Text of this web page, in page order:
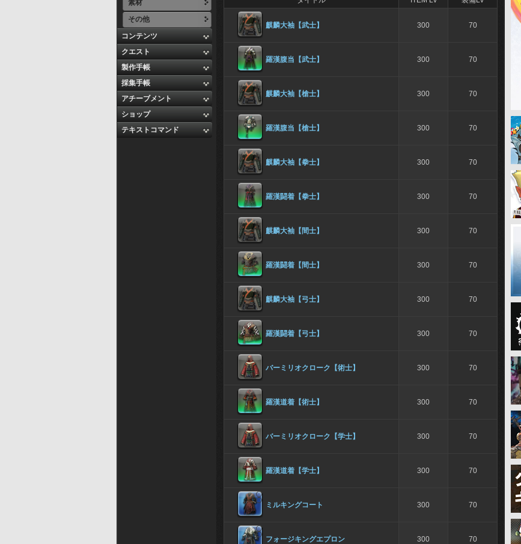
素材
その他
コンテンツ
クエスト
製作手帳
採集手帳
アチーブメント
ショップ
テキストコマンド
麒麟大袖【武士】 300 70
羅漢腹当【武士】 300 70
麒麟大袖【槍士】 300 70
羅漢腹当【槍士】 300 70
麒麟大袖【拳士】 300 70
羅漢闘着【拳士】 300 70
麒麟大袖【間士】 300 70
羅漢闘着【間士】 300 70
麒麟大袖【弓士】 300 70
羅漢闘着【弓士】 300 70
バーミリオクローク【術士】 300 70
羅漢道着【術士】 300 70
バーミリオクローク【学士】 300 70
羅漢道着【学士】 300 70
ミルキングコート 300 70
フォージキングエプロン 300 70